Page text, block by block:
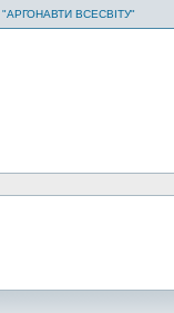
"АРГОНАВТИ ВСЕСВІТУ"